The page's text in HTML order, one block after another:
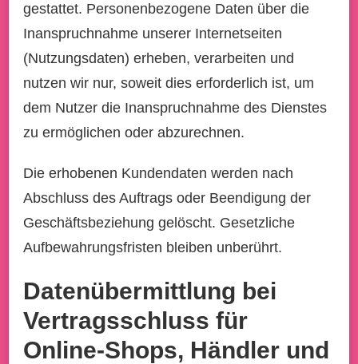
gestattet. Personenbezogene Daten über die
Inanspruchnahme unserer Internetseiten
(Nutzungsdaten) erheben, verarbeiten und
nutzen wir nur, soweit dies erforderlich ist, um
dem Nutzer die Inanspruchnahme des Dienstes
zu ermöglichen oder abzurechnen.
Die erhobenen Kundendaten werden nach
Abschluss des Auftrags oder Beendigung der
Geschäftsbeziehung gelöscht. Gesetzliche
Aufbewahrungsfristen bleiben unberührt.
Datenübermittlung bei
Vertragsschluss für
Online-Shops, Händler und